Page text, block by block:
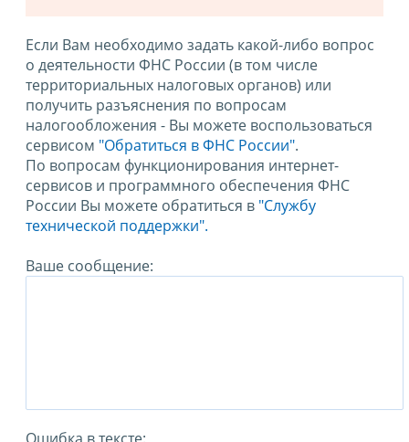
Если Вам необходимо задать какой-либо вопрос
о деятельности ФНС России (в том числе
территориальных налоговых органов) или
получить разъяснения по вопросам
налогообложения - Вы можете воспользоваться
сервисом "Обратиться в ФНС России".
По вопросам функционирования интернет-
сервисов и программного обеспечения ФНС
России Вы можете обратиться в "Службу
технической поддержки".
Ваше сообщение: